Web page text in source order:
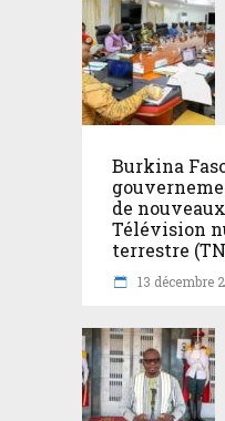
Burkina
de
Télévision
terrestre
13 décembre